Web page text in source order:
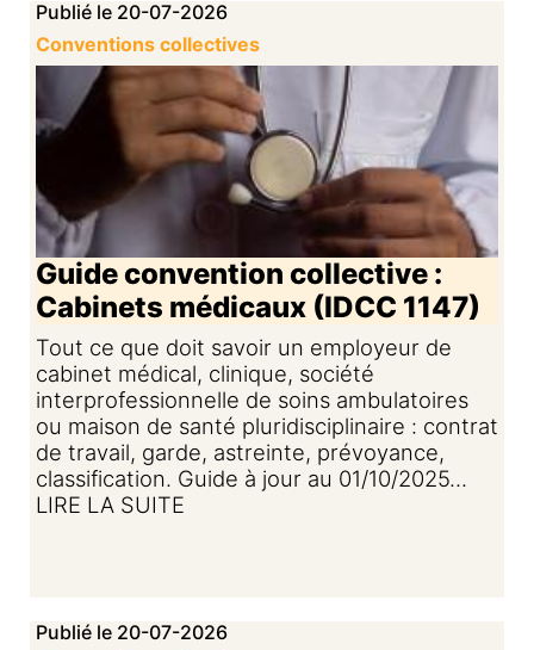
Publié le 20-07-2026
Conventions collectives
Guide convention collective :
Cabinets médicaux (IDCC 1147)
Tout ce que doit savoir un employeur de
cabinet médical, clinique, société
interprofessionnelle de soins ambulatoires
ou maison de santé pluridisciplinaire : contrat
de travail, garde, astreinte, prévoyance,
classification. Guide à jour au 01/10/2025...
LIRE LA SUITE
Publié le 20-07-2026